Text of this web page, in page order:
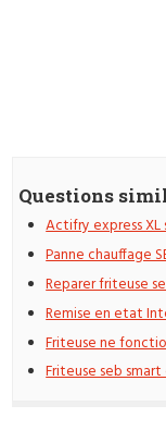
Questions
Actifry express
Panne chauffage
Reparer friteuse
Remise en etat
Friteuse ne
Friteuse seb